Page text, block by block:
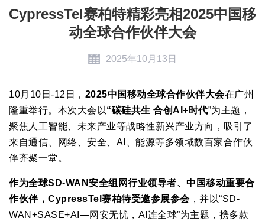
CypressTel赛柏特精彩亮相2025中国移
动全球合作伙伴大会
2025年10月13日
10月10日-12日， 2025中国移动全球合作伙伴大会在广州
隆重举行。本次大会以“碳硅共生 合创AI+时代”为主题，
聚焦人工智能、未来产业等战略性新兴产业方向，吸引了
来自通信、网络、安全、AI、能源等多领域数百家合作伙
伴齐聚一堂。
作为全球SD-WAN安全组网行业领导者、中国移动重要合
作伙伴，CypressTel赛柏特受邀参展参会，并以“SD-
WAN+SASE+AI—网安无忧，AI连全球”为主题，携多款